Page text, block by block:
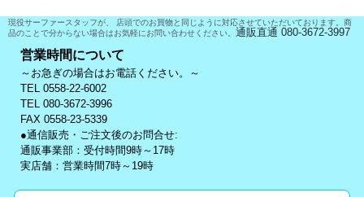
現役サーファースタッフが、 店頭でのお買物と同じように対応させていただいております。商
品のことで分からない場合はお気軽にお問い合わせください。 通販直通 080-3672-3997
営業時間について
～お急ぎの場合はお電話ください。～
TEL 0558-22-6002
TEL 080-3672-3996
FAX 0558-23-5339
●通信販売・ご注文後のお問合せ:
通販事業部：受付時間9時～17時
実店舗：営業時間7時～19時